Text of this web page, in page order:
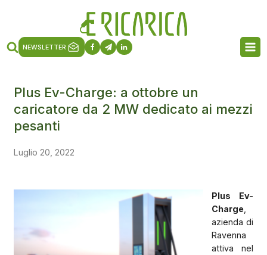
NEWSLETTER
Plus Ev-Charge: a ottobre un
caricatore da 2 MW dedicato ai mezzi
pesanti
Luglio 20, 2022
Plus Ev-
Charge
azienda di
Ravenna
attiva nel